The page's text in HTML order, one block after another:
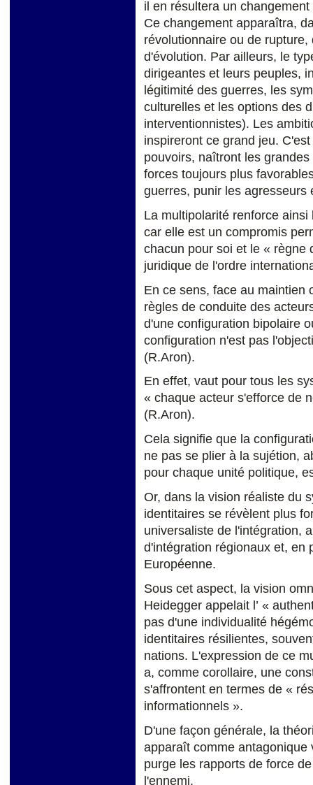
il en résultera un
Ce changement apparaîtra,
révolutionnaire ou de
d'évolution. Par ailleurs, le
dirigeantes et leurs peuples,
légitimité des guerres, les
culturelles et les options des
interventionnistes). Les
inspireront ce grand jeu.
pouvoirs, naîtront les
forces toujours plus
guerres, punir les agresseurs
La multipolarité renforce
car elle est un compromis
chacun pour soi et le « règne
juridique de l'ordre
En ce sens, face au maintien
règles de conduite des
d'une configuration bipolaire
configuration n'est pas
(R.Aron).
En effet, vaut pour tous les
« chaque acteur s'efforce de
(R.Aron).
Cela signifie que la
ne pas se plier à la sujétion,
pour chaque unité politique,
Or, dans la vision réaliste du
identitaires se révèlent plus
universaliste de l'intégration,
d'intégration régionaux et, en
Européenne.
Sous cet aspect, la vision
Heidegger appelait l’ «
pas d'une individualité
identitaires résilientes,
nations. L'expression de ce
a, comme corollaire, une
s'affrontent en termes de «
informationnels ».
D'une façon générale, la
apparaît comme
purge les rapports de force
l'ennemi.